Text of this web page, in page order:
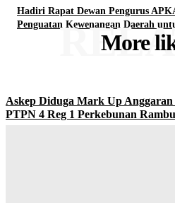
Hadiri Rapat Dewan Pengurus
Penguatan Kewenangan Daerah
More
Askep Diduga Mark Up
PTPN 4 Reg 1 Perkebunan